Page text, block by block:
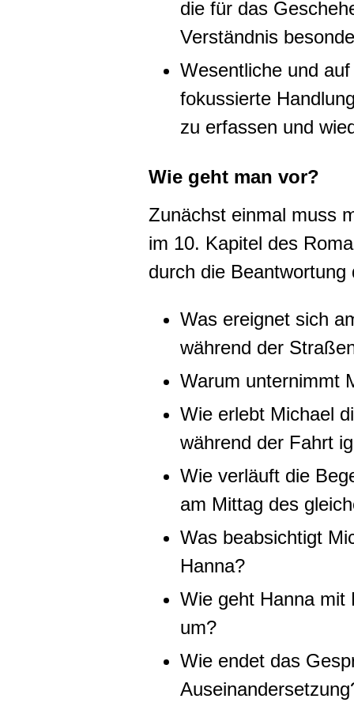
die für das
Verständnis
Wesentliche und
fokussierte
zu erfassen und
Wie geht man vor?
Zunächst einmal muss
im 10. Kapitel des
durch die
Was ereignet sich
während der
Warum unternimmt
Wie erlebt Michael
während der Fahrt
Wie verläuft die
am Mittag des
Was beabsichtigt
Hanna?
Wie geht Hanna mit
um?
Wie endet das